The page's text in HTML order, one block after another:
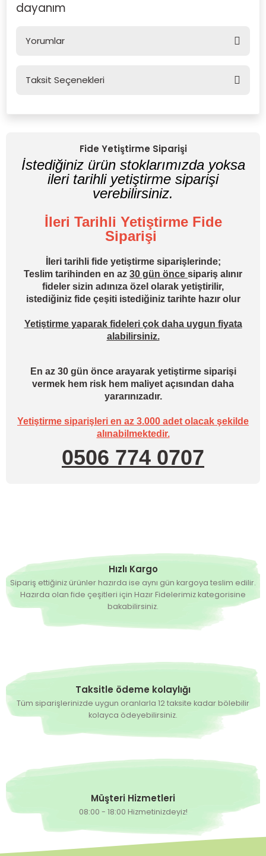
dayanım
Yorumlar
Taksit Seçenekleri
Fide Yetiştirme Siparişi
İstediğiniz ürün stoklarımızda yoksa
ileri tarihli yetiştirme siparişi
verebilirsiniz.
İleri Tarihli Yetiştirme Fide
Siparişi
İleri tarihli fide yetiştirme siparişlerinde;
Teslim tarihinden en az 30 gün önce sipariş alınır
fideler sizin adınıza özel olarak yetiştirilir,
istediğiniz fide çeşiti istediğiniz tarihte hazır olur
Yetiştirme yaparak fideleri çok daha uygun fiyata
alabilirsiniz.
En az 30 gün önce arayarak yetiştirme siparişi
vermek hem risk hem maliyet açısından daha
yararınızadır.
Yetiştirme siparişleri en az 3.000 adet olacak şekilde
alınabilmektedir.
0506 774 0707
Hızlı Kargo
Sipariş ettiğiniz ürünler hazırda ise aynı gün kargoya teslim edilir.
Hazırda olan fide çeşitleri için Hazır Fidelerimiz kategorisine
bakabilirsiniz.
Taksitle ödeme kolaylığı
Tüm siparişlerinizde uygun oranlarla 12 taksite kadar bölebilir
kolayca ödeyebilirsiniz.
Müşteri Hizmetleri
08:00 - 18:00 Hizmetinizdeyiz!